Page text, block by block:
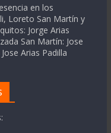
en los
Loreto San Martín y
Jorge Arias
San Martín: Jose
Arias Padilla